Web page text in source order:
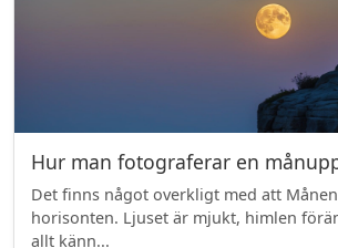
Hur man fotograferar en
Det finns något overkligt med att
horisonten. Ljuset är mjukt, himlen
allt känn...